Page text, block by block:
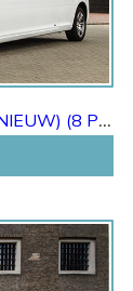
Chrysler 300 Hollywood Limo (*NIEUW) (8 Pers.)